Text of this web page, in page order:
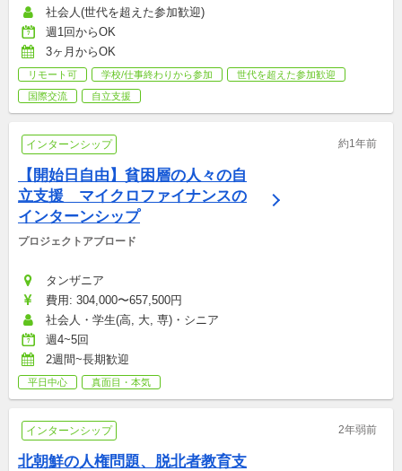
社会人(世代を超えた参加歓迎)
週1回からOK
3ヶ月からOK
リモート可 学校/仕事終わりから参加
世代を超えた参加歓迎
国際交流
自立支援
インターンシップ 約1年前
【開始日自由】貧困層の人々の自
立支援　マイクロファイナンスの
インターンシップ
プロジェクトアブロード
タンザニア
費用: 304,000〜657,500円
社会人・学生(高, 大, 専)・シニア
週4~5回
2週間~長期歓迎
平日中心 真面目・本気
インターンシップ 2年弱前
北朝鮮の人権問題、脱北者教育支